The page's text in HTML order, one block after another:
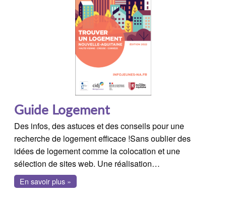
Guide Logement
Des infos, des astuces et des conseils pour une
recherche de logement efficace !Sans oublier des
idées de logement comme la colocation et une
sélection de sites web. Une réalisation…
En savoir plus »